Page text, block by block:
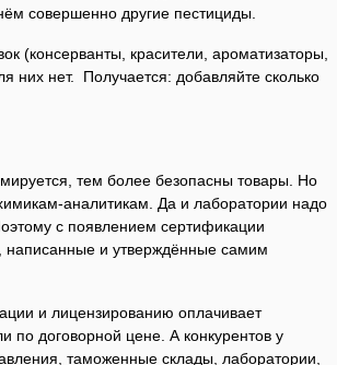
совершенно другие пестициды.
красители, ароматизаторы,
них нет. Получается: добавляйте сколько
тем более безопасны товары. Но
аналитикам. Да и лаборатории надо
с появлением сертификации
и утверждённые самим
и лицензированию оплачивает
договорной цене. А конкурентов у
таможенные склады, лаборатории,